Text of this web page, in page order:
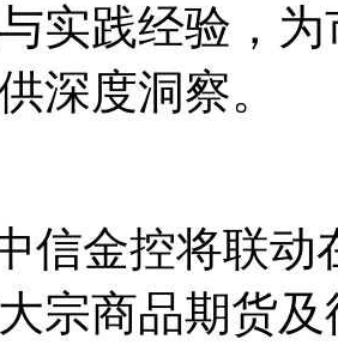
实践经验，
深度洞察。
信金控将联
宗商品期货